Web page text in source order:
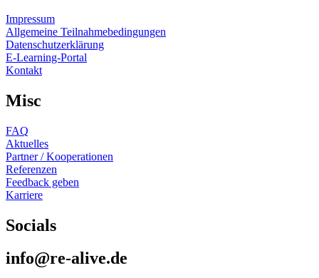
Impressum
Allgemeine Teilnahmebedingungen
Datenschutzerklärung
E-Learning-Portal
Kontakt
Misc
FAQ
Aktuelles
Partner / Kooperationen
Referenzen
Feedback geben
Karriere
Socials
info@re-alive.de